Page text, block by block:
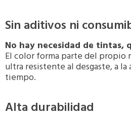
Sin aditivos ni
No hay necesidad de tintas,
El color forma parte del propio
ultra resistente al desgaste, a la
tiempo.
Alta durabilidad